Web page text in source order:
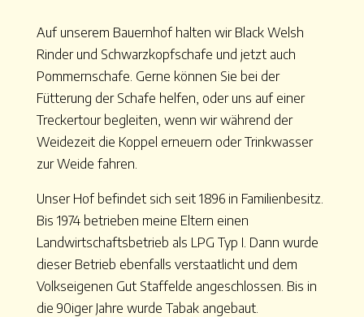
Auf unserem Bauernhof halten wir Black Welsh
Rinder und Schwarzkopfschafe und jetzt auch
Pommernschafe. Gerne können Sie bei der
Fütterung der Schafe helfen, oder uns auf einer
Treckertour begleiten, wenn wir während der
Weidezeit die Koppel erneuern oder Trinkwasser
zur Weide fahren.
Unser Hof befindet sich seit 1896 in Familienbesitz.
Bis 1974 betrieben meine Eltern einen
Landwirtschaftsbetrieb als LPG Typ I. Dann wurde
dieser Betrieb ebenfalls verstaatlicht und dem
Volkseigenen Gut Staffelde angeschlossen. Bis in
die 90iger Jahre wurde Tabak angebaut.